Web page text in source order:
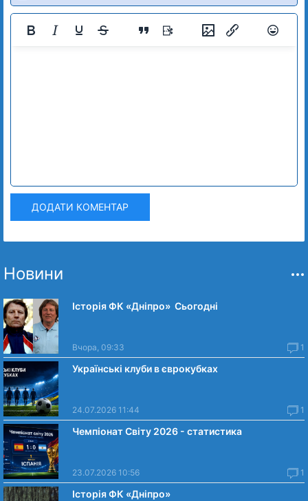
ДОДАТИ КОМЕНТАР
Новини
Історія ФК «Дніпро» Сьогодні
Вчора, 09:33 1
Українські клуби в єврокубках
24.07.2026 11:44 1
Чемпіонат Світу 2026 - статистика
23.07.2026 10:56 1
Історія ФК «Дніпро»